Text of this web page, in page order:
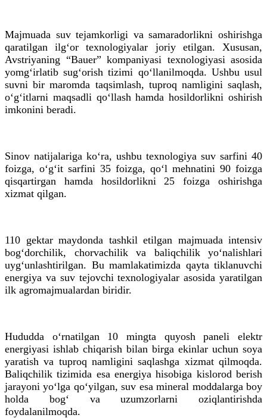
Majmuada suv tejamkorligi va samaradorlikni oshirishga
qaratilgan ilg‘or texnologiyalar joriy etilgan. Xususan,
Avstriyaning “Bauer” kompaniyasi texnologiyasi asosida
yomg‘irlatib sug‘orish tizimi qo‘llanilmoqda. Ushbu usul
suvni bir maromda taqsimlash, tuproq namligini saqlash,
o‘g‘itlarni maqsadli qo‘llash hamda hosildorlikni oshirish
imkonini beradi.
Sinov natijalariga ko‘ra, ushbu texnologiya suv sarfini 40
foizga, o‘g‘it sarfini 35 foizga, qo‘l mehnatini 90 foizga
qisqartirgan hamda hosildorlikni 25 foizga oshirishga
xizmat qilgan.
110 gektar maydonda tashkil etilgan majmuada intensiv
bog‘dorchilik, chorvachilik va baliqchilik yo‘nalishlari
uyg‘unlashtirilgan. Bu mamlakatimizda qayta tiklanuvchi
energiya va suv tejovchi texnologiyalar asosida yaratilgan
ilk agromajmualardan biridir.
Hududda o‘rnatilgan 10 mingta quyosh paneli elektr
energiyasi ishlab chiqarish bilan birga ekinlar uchun soya
yaratish va tuproq namligini saqlashga xizmat qilmoqda.
Baliqchilik tizimida esa energiya hisobiga kislorod berish
jarayoni yo‘lga qo‘yilgan, suv esa mineral moddalarga boy
holda bog‘ va uzumzorlarni oziqlantirishda
foydalanilmoqda.